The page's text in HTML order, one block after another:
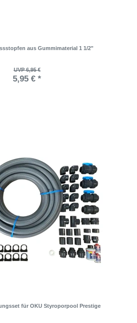
aus Gummimaterial 1 1/2"
UVP 6,95 €
5,95 € *
für OKU Styroporpool Prestige